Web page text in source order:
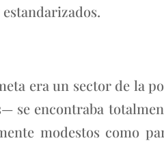
era un sector de la
se encontraba
modestos como